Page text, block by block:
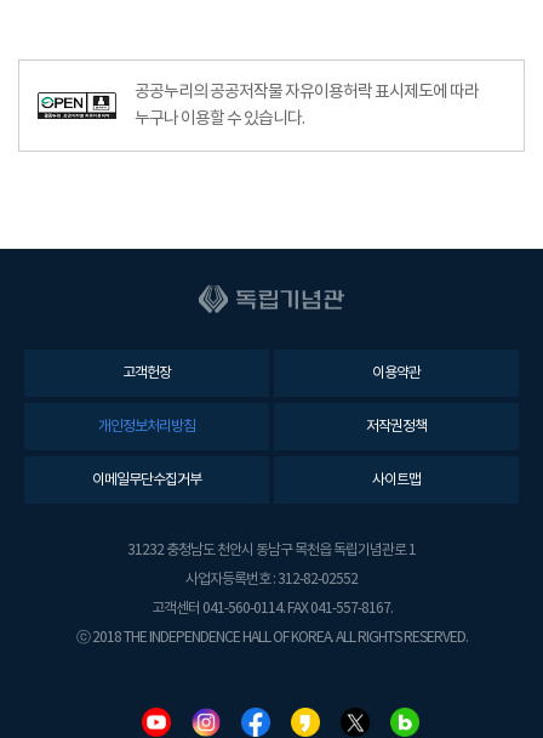
공공누리의 공공저작물 자유이용허락 표시제도에 따라
누구나 이용할 수 있습니다.
고객헌장 이용약관
개인정보처리방침 저작권정책
이메일무단수집거부 사이트맵
31232 충청남도 천안시 동남구 목천읍 독립기념관로 1
사업자등록번호 : 312-82-02552
고객센터 041-560-0114. FAX 041-557-8167.
ⓒ 2018 THE INDEPENDENCE HALL OF KOREA. ALL RIGHTS RESERVED.